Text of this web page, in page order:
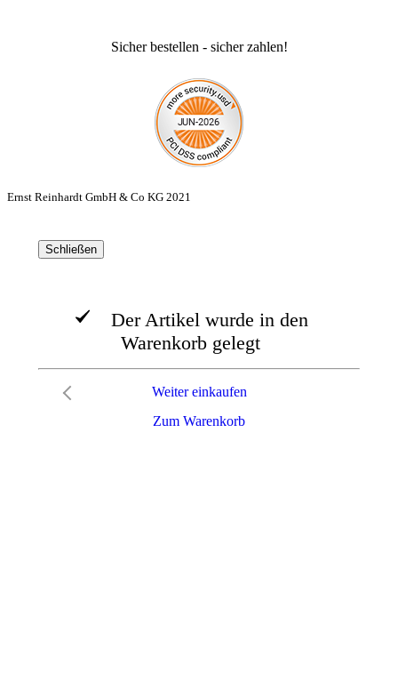
Sicher bestellen - sicher zahlen!
Ernst Reinhardt GmbH & Co KG 2021
Schließen
Der Artikel wurde in den
Warenkorb gelegt
Zum Warenkorb
Weiter einkaufen